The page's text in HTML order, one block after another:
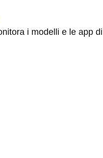
i modelli e le app